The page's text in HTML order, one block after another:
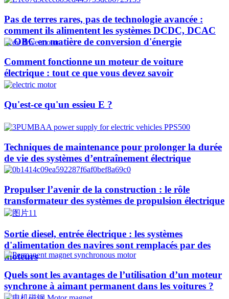
Pas de terres rares, pas de technologie avancée :
comment ils alimentent les systèmes DCDC, DCAC
et OBC en matière de conversion d'énergie
Comment fonctionne un moteur de voiture
électrique : tout ce que vous devez savoir
Qu'est-ce qu'un essieu E ?
Techniques de maintenance pour prolonger la durée
de vie des systèmes d’entraînement électrique
Propulser l’avenir de la construction : le rôle
transformateur des systèmes de propulsion électrique
Sortie diesel, entrée électrique : les systèmes
d'alimentation des navires sont remplacés par des
moteurs
Quels sont les avantages de l’utilisation d’un moteur
synchrone à aimant permanent dans les voitures ?